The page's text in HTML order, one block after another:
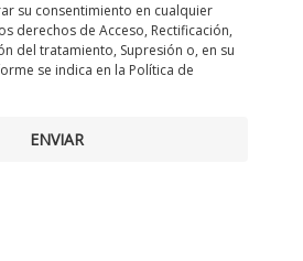
su consentimiento en cualquier
derechos de Acceso, Rectificación,
del tratamiento, Supresión o, en su
se indica en la Política de
ENVIAR